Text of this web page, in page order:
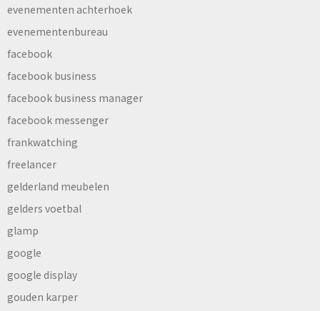
evenementen achterhoek
evenementenbureau
facebook
facebook business
facebook business manager
facebook messenger
frankwatching
freelancer
gelderland meubelen
gelders voetbal
glamp
google
google display
gouden karper